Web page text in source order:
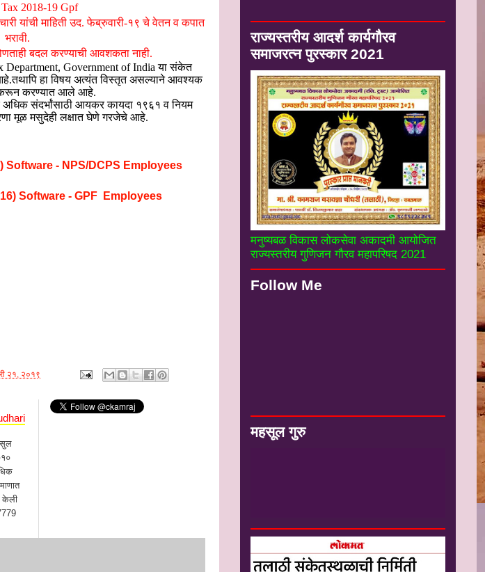
2018-19 Gpf
यांची माहिती उद. फेब्रुवारी-१९ चे वेतन व कपात
भरावी.
बदल करण्याची आवशकता नाही.
Department, Government of Indiaया संकेत
हा विषय अत्यंत विस्तृत असल्याने आवश्यक
करण्यात आले आहे.
अधिक संदर्भांसाठी आयकर कायदा १९६१ व नियम
मूळ मसुदेही लक्षात घेणे गरजेचे आहे.
Software - NPS/DCPS Employees
16) Software - GPF Employees
२१, २०१९
केली
राज्यस्तरीय आदर्श कार्यगौरव
समाजरत्न पुरस्कार 2021
मनुष्यबळ विकास लोकसेवा अकादमी आयोजित
राज्यस्तरीय गुणिजन गौरव महापरिषद 2021
Follow Me
महसूल गुरु
चॅनल----------------------